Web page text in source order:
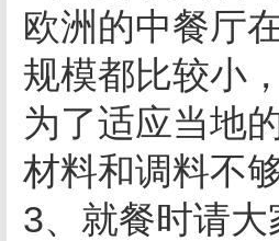
欧洲的中餐厅
规模都比较小
为了适应当地
材料和调料不
3、就餐时请